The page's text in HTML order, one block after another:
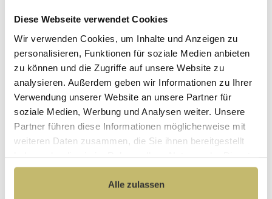
Diese Webseite verwendet Cookies
Wir verwenden Cookies, um Inhalte und Anzeigen zu
personalisieren, Funktionen für soziale Medien anbieten
zu können und die Zugriffe auf unsere Website zu
analysieren. Außerdem geben wir Informationen zu Ihrer
Verwendung unserer Website an unsere Partner für
soziale Medien, Werbung und Analysen weiter. Unsere
Partner führen diese Informationen möglicherweise mit
weiteren Daten zusammen, die Sie ihnen bereitgestellt
gesammelt haben.
Alle zulassen
Waschtisch-Anschluss Spar-Set
Sofort lieferbar 11.08-13.08.
64,90 €*
In den Warenkorb